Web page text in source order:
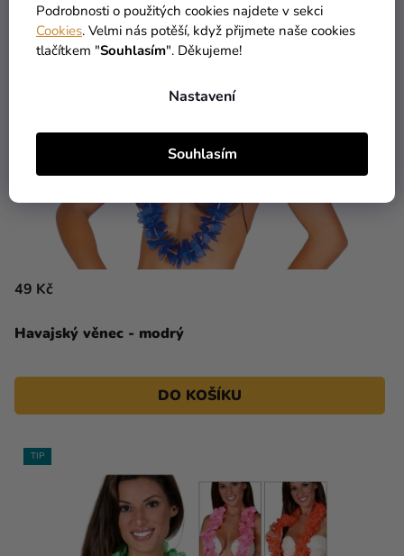
Podrobnosti o použitých cookies najdete v sekci
Cookies. Velmi nás potěší, když přijmete naše cookies
tlačítkem "Souhlasím". Děkujeme!
Nastavení
Souhlasím
Havajský věnec - modrý
49 Kč
DO KOŠÍKU
TIP